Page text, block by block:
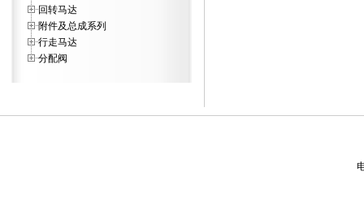
回转马达
附件及总成系列
行走马达
分配阀